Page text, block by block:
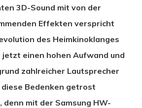
3D-Sound mit von der
Effekten verspricht
des Heimkinoklanges
einen hohen Aufwand und
zahlreicher Lautsprecher
Bedenken getrost
denn mit der Samsung HW-